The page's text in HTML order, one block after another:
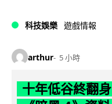
科技娛樂 遊戲情報
arthur 5 小時
十年低谷終翻